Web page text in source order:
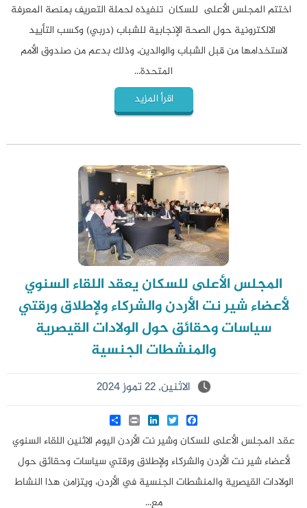
اختتم المجلس الأعلى للسكان تنفيذه لحملة التعريف بمنصة المعرفة
الالكترونية حول الصحة الإنجابية للشباب (دربي) وكسب التأييد
لاستخدامها من قبل الشباب والوالدين، وذلك بدعم من صندوق الأمم
المتحدة...
اقرأ المزيد
المجلس الأعلى للسكان يعقد اللقاء السنوي
لأعضاء شير نت الأردن والشركاء ولإطلاق ورقتي
سياسات وحقائق حول الولادات القيصرية
والمنشطات الجنسية
الاثنين, 22 تموز 2024
Facebook
Twitter
LinkedIn
Print
عقد المجلس الأعلى للسكان وشير نت الأردن اليوم الاثنين اللقاء السنوي
لأعضاء شير نت الأردن والشركاء ولإطلاق ورقتي سياسات وحقائق حول
الولادات القيصرية والمنشطات الجنسية في الأردن، ويتزامن هذا النشاط
مع...